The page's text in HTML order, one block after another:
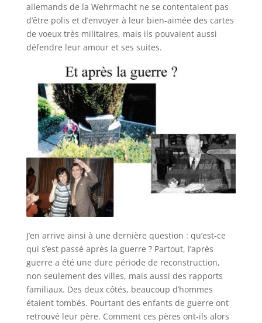
allemands de la Wehrmacht ne se contentaient pas
d’être polis et d’envoyer à leur bien-aimée des cartes
de voeux très militaires, mais ils pouvaient aussi
défendre leur amour et ses suites.
J’en arrive ainsi à une dernière question : qu’est-ce
qui s’est passé après la guerre ? Partout, l’après
guerre a été une dure période de reconstruction,
non seulement des villes, mais aussi des rapports
familiaux. Des deux côtés, beaucoup d’hommes
étaient tombés. Pourtant des enfants de guerre ont
retrouvé leur père. Comment ces pères ont-ils alors